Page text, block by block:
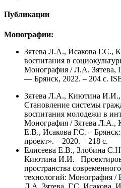
Публикации
Монографии:
Зятева Л.А., Исакова Г.С.,
воспитания в
Монография / Л.А.
— Брянск, 2022. – 204 с.
Зятева Л.А., Киютина И.И.,
Становление системы
воспитания молодежи в
Монография / Зятева Л.А.,
Е.В., Исакова Г.С. –
проект». – 2020. – 218 с.
Елисеева Е.В., Злобина
Киютина И.И.
пространства
технологий: Монография /
Л.А. Зятева, Г.С.